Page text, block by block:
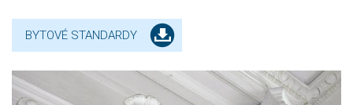
BYTOVÉ STANDARDY